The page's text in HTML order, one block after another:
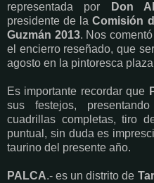
representada por
Don
presidente de laComisión
Guzmán 2013. Nos
el encierro reseñado, que
agosto en la pintoresca
Es importante recordar que
sus festejos,
cuadrillas completas, tiro
puntual, sin duda es
taurino del presente año.
PALCA.- es un distrito de